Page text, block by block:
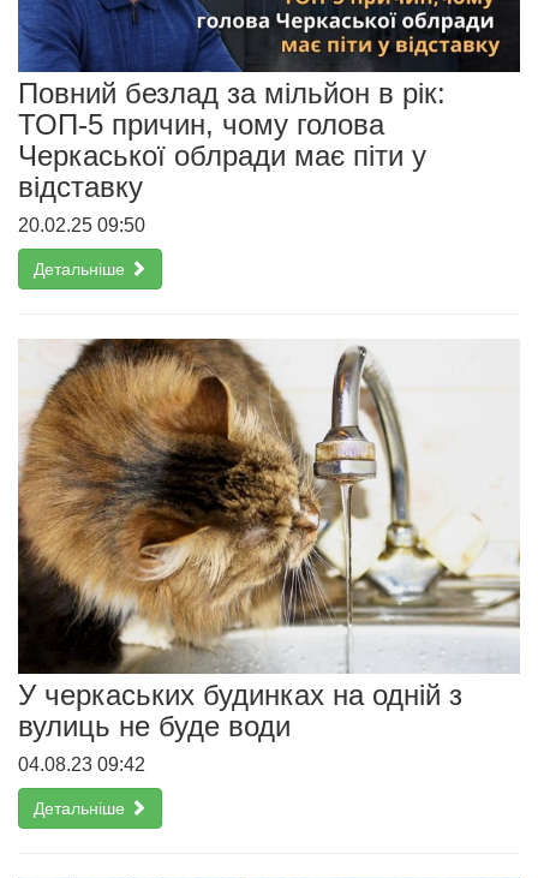
Повний безлад за мільйон в рік:
ТОП-5 причин, чому голова
Черкаської облради має піти у
відставку
20.02.25 09:50
Детальніше
У черкаських будинках на одній з
вулиць не буде води
04.08.23 09:42
Детальніше